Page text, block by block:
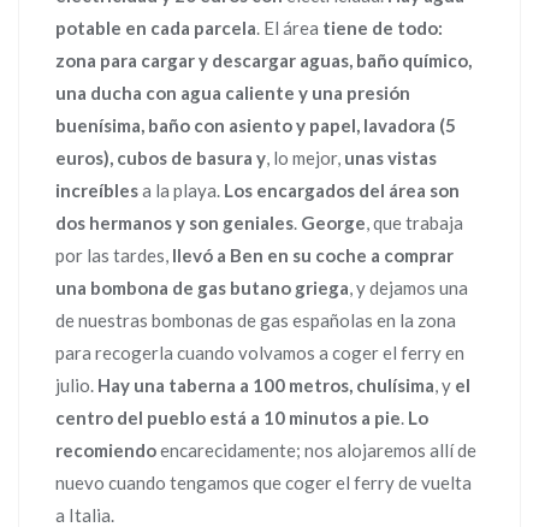
potable en cada parcela. El área tiene de todo:
zona para cargar y descargar aguas, baño químico,
una ducha con agua caliente y una presión
buenísima, baño con asiento y papel, lavadora (5
euros), cubos de basura y, lo mejor, unas vistas
increíblesa la playa. Los encargados del área son
dos hermanos y son geniales. George, que trabaja
por las tardes, llevó a Ben en su coche a comprar
una bombona de gas butano griega, y dejamos una
de nuestras bombonas de gas españolas en la zona
para recogerla cuando volvamos a coger el ferry en
julio. Hay una taberna a 100 metros, chulísima, y el
centro del pueblo está a 10 minutos a pie. Lo
recomiendoencarecidamente; nos alojaremos allí de
nuevo cuando tengamos que coger el ferry de vuelta
a Italia.